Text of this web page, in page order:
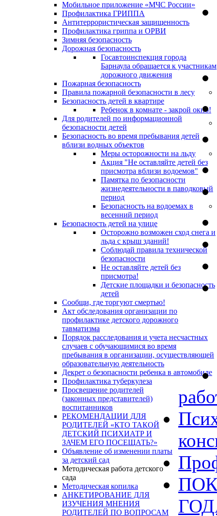
Мобильное приложение «МЧС России»
Профилактика ГРИППА
Антитеррористическая защищенность
Профилактика гриппа и ОРВИ
Зимняя безопасность
Дорожная безопасность
Госавтоинспекция города
Барнаула обращается к участникам
дорожного движения
Пожарная безопасность
Правила пожарной безопасности в лесу
Безопасность детей в квартире
Ребенок в комнате - закрой окно!
Для родителей по информационной
безопасности детей
Безопасность во время пребывания детей
вблизи водных объектов
Меры осторожности на льду
Акция "Не оставляйте детей без
присмотра вблизи водоемов"
Памятка по безопасности
жизнедеятельности в паводковый
период
Безопасность на водоемах в
весенний период
Безопасность детей на улице
Осторожно возможен сход снега и
льда с крыш зданий!
Соблюдай правила технической
безопасности
Не оставляйте детей без
присмотра!
Детские площадки и безопасность
детей
Сообщи, где торгуют смертью!
Акт обследования организации по
профилактике детского дорожного
тавматизма
Порядок расследования и учета несчастных
случаев с обучающимися во время
пребывания в организации, осуществляющей
образовательную деятельность
Декрет о безопасности ребенка в автомобиле
Профилактика туберкулеза
Просвещение родителей
(законных представителей)
воспитанников
РЕКОМЕНДАЦИИ ДЛЯ
РОДИТЕЛЕЙ «КТО ТАКОЙ
ДЕТСКИЙ ПСИХИАТР И
ЗАЧЕМ ЕГО ПОСЕЩАТЬ?»
Объявление об изменении платы
за детский сад
Методическая работа детского
сада
Методическая копилка
АНКЕТИРОВАНИЕ ДЛЯ
ИЗУЧЕНИЯ МНЕНИЯ
РОДИТЕЛЕЙ ПО ВОПРОСАМ